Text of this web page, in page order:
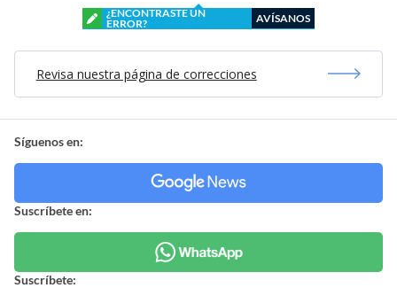
¿ENCONTRASTE UN
ERROR?
AVÍSANOS
Revisa nuestra página de correcciones
Síguenos en:
Suscríbete en:
Suscríbete: